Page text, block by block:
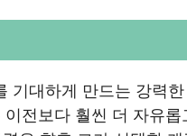
기대하게 만드는 강력
전보다 훨씬 더 자유